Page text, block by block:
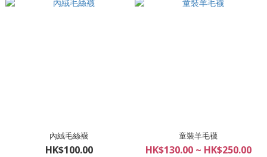
內絨毛絲襪
HK$100.00
童裝羊毛襪
HK$130.00 ~ HK$250.00